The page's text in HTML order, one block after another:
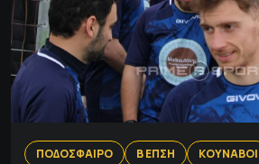
ΠΟΔΟΣΦΑΙΡΟ Β ΕΠΣΗ ΚΟΥΝΑΒΟΙ